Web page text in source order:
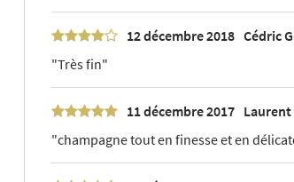
12 décembre 2018 Cédric
"Très fin"
11 décembre 2017 Laurent
"champagne tout en finesse et en